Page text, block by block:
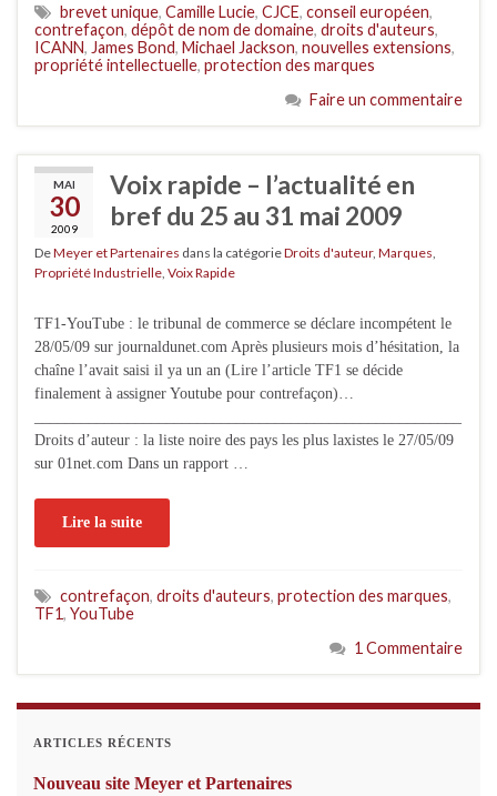
brevet unique, Camille Lucie, CJCE, conseil européen,
contrefaçon, dépôt de nom de domaine, droits d'auteurs,
ICANN, James Bond, Michael Jackson, nouvelles extensions,
propriété intellectuelle, protection des marques
Faire un commentaire
MAI
30
2009
Voix rapide – l’actualité en
bref du 25 au 31 mai 2009
DeMeyer et Partenaires dans la catégorieDroits d'auteur, Marques
Propriété Industrielle Voix Rapide
TF1-YouTube : le tribunal de commerce se déclare incompétent le
28/05/09 sur journaldunet.com Après plusieurs mois d’hésitation, la
chaîne l’avait saisi il ya un an (Lire l’article TF1 se décide
finalement à assigner Youtube pour contrefaçon)…
Droits d’auteur : la liste noire des pays les plus laxistes le 27/05/09
sur 01net.com Dans un rapport …
Lire la suite
contrefaçon, droits d'auteurs, protection des marques,
TF1, YouTube
1 Commentaire
ARTICLES RÉCENTS
Nouveau site Meyer et Partenaires